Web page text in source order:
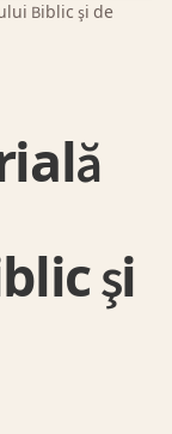
Biblic şi de
şi